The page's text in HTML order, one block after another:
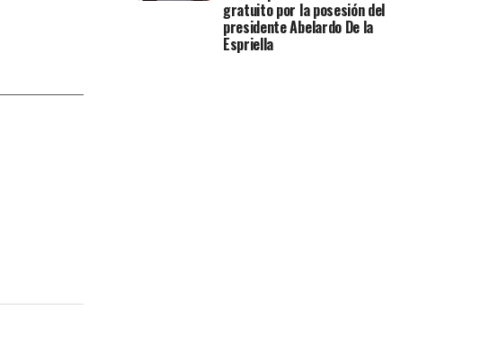
gratuito por la posesión del
presidente Abelardo De la
Espriella